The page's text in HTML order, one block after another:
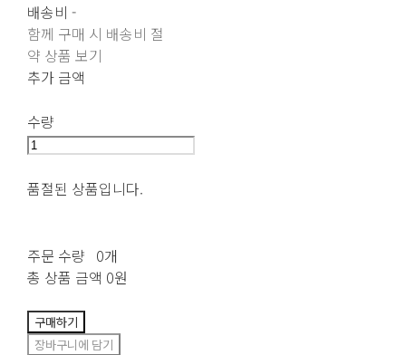
배송비 -
함께 구매 시 배송비 절
약 상품 보기
추가 금액
수량
품절된 상품입니다.
주문 수량 0개
총 상품 금액 0원
구매하기
장바구니에 담기